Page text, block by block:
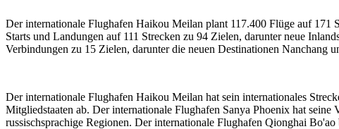
Der internationale Flughafen Haikou Meilan plant 117.400 Flüge auf 171
Starts und Landungen auf 111 Strecken zu 94 Zielen, darunter neue
Verbindungen zu 15 Zielen, darunter die neuen Destinationen Nanchang
Der internationale Flughafen Haikou Meilan hat sein internationales
Mitgliedstaaten ab. Der internationale Flughafen Sanya Phoenix hat
russischsprachige Regionen. Der internationale Flughafen Qionghai